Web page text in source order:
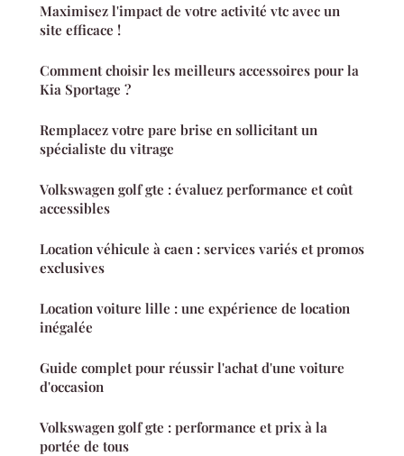
Maximisez l'impact de votre activité vtc avec un
site efficace !
Comment choisir les meilleurs accessoires pour la
Kia Sportage ?
Remplacez votre pare brise en sollicitant un
spécialiste du vitrage
Volkswagen golf gte : évaluez performance et coût
accessibles
Location véhicule à caen : services variés et promos
exclusives
Location voiture lille : une expérience de location
inégalée
Guide complet pour réussir l'achat d'une voiture
d'occasion
Volkswagen golf gte : performance et prix à la
portée de tous